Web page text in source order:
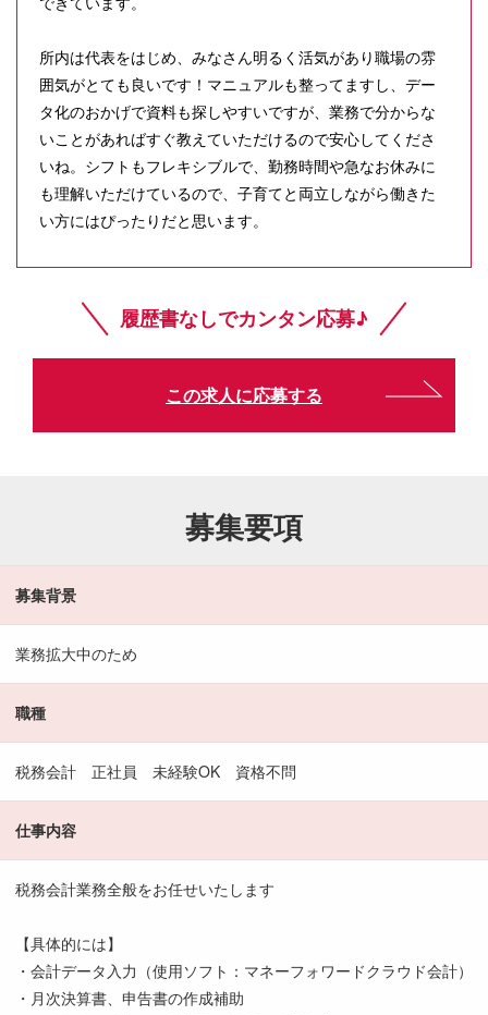
所内は代表をはじめ、みなさん明るく活気があり職場の雰
囲気がとても良いです！マニュアルも整ってますし、デー
タ化のおかげで資料も探しやすいですが、業務で分からな
いことがあればすぐ教えていただけるので安心してくださ
いね。シフトもフレキシブルで、勤務時間や急なお休みに
も理解いただけているので、子育てと両立しながら働きた
い方にはぴったりだと思います。
履歴書なしでカンタン応募♪
この求人に応募する
募集要項
募集背景
業務拡大中のため
職種
税務会計 正社員 未経験OK 資格不問
仕事内容
税務会計業務全般をお任せいたします
【具体的には】
・会計データ入力（使用ソフト：マネーフォワードクラウド会計）
・月次決算書、申告書の作成補助